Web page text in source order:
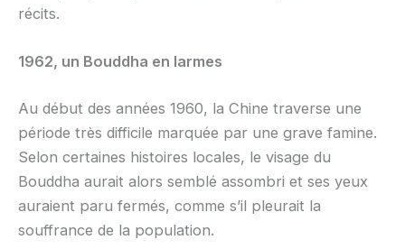
récits.
1962, un Bouddha en larmes
Au début des années 1960, la Chine traverse une
période très difficile marquée par une grave famine.
Selon certaines histoires locales, le visage du
Bouddha aurait alors semblé assombri et ses yeux
auraient paru fermés, comme s’il pleurait la
souffrance de la population.